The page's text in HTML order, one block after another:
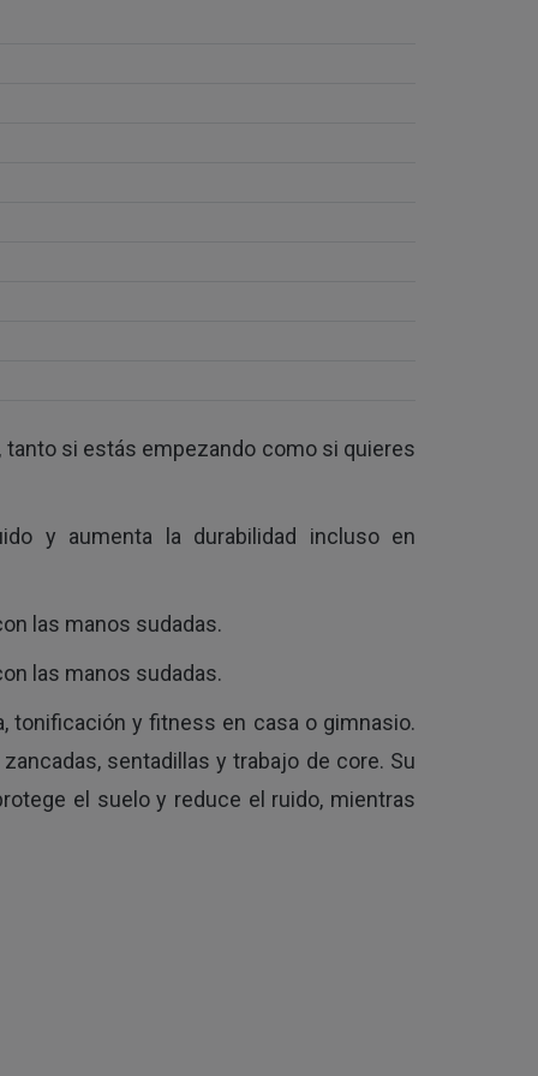
tanto si estás empezando como si quieres
y aumenta la durabilidad incluso en
las manos sudadas.
las manos sudadas.
tonificación y fitness en casa o gimnasio.
sentadillas y trabajo de core. Su
el suelo y reduce el ruido, mientras